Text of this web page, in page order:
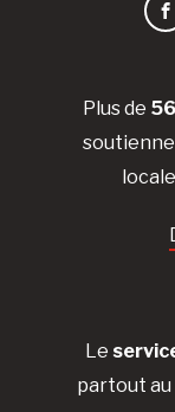
Plus de
Le
partout au